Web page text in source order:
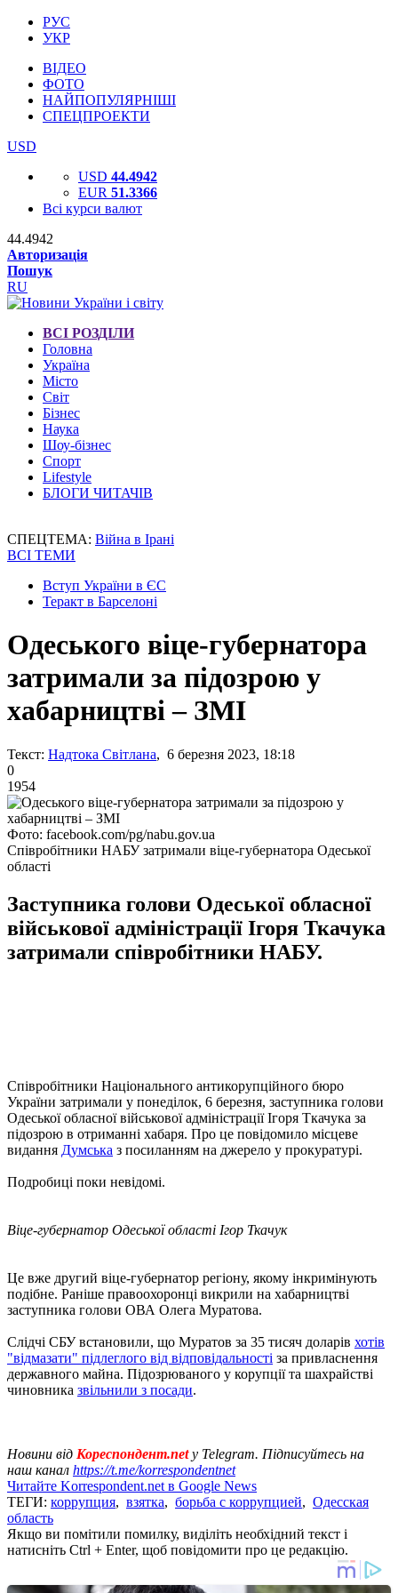
РУС
УКР
ВІДЕО
ФОТО
НАЙПОПУЛЯРНІШІ
СПЕЦПРОЕКТИ
USD
USD 44.4942
EUR 51.3366
Всі курси валют
44.4942
Авторизація
Пошук
RU
ВСІ РОЗДІЛИ
Головна
Україна
Місто
Світ
Бізнес
Наука
Шоу-бізнес
Спорт
Lifestyle
БЛОГИ ЧИТАЧІВ
СПЕЦТЕМА: Війна в Ірані
ВСІ ТЕМИ
Вступ України в ЄС
Теракт в Барселоні
Одеського віце-губернатора
затримали за підозрою у
хабарництві – ЗМІ
Текст: Надтока Світлана, 6 березня 2023, 18:18
0
1954
Фото: facebook.com/pg/nabu.gov.ua
Співробітники НАБУ затримали віце-губернатора Одеської
області
Заступника голови Одеської обласної
військової адміністрації Ігоря Ткачука
затримали співробітники НАБУ.
Співробітники Національного антикорупційного бюро
України затримали у понеділок, 6 березня, заступника голови
Одеської обласної військової адміністрації Ігоря Ткачука за
підозрою в отриманні хабаря. Про це повідомило місцеве
видання Думська з посиланням на джерело у прокуратурі.
Подробиці поки невідомі.
Віце-губернатор Одеської області Ігор Ткачук
Це вже другий віце-губернатор регіону, якому інкримінують
подібне. Раніше правоохоронці викрили на хабарництві
заступника голови ОВА Олега Муратова.
Слідчі СБУ встановили, що Муратов за 35 тисяч доларів хотів
"відмазати" підлеглого від відповідальності за привласнення
державного майна. Підозрюваного у корупції та шахрайстві
чиновника звільнили з посади.
Новини від Кореспондент.netу Telegram. Підписуйтесь на
наш канал https://t.me/korrespondentnet
Читайте Korrespondent.net в Google News
ТЕГИ: коррупция, взятка, борьба с коррупцией, Одесская
область
Якщо ви помітили помилку, виділіть необхідний текст і
натисніть Ctrl + Enter, щоб повідомити про це редакцію.